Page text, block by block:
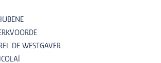
DE WESTGAVER